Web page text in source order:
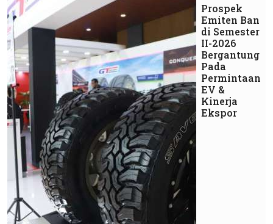
Prospek
Emiten Ban
di Semester
II-2026
Bergantung
Pada
Permintaan
EV &
Kinerja
Ekspor